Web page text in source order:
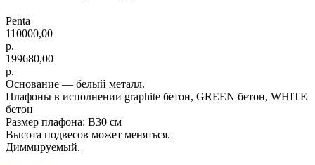
Penta
110000,00
р.
199680,00
р.
Основание — белый металл.
Плафоны в исполнении graphite бетон, GREEN бетон, WHITE
бетон
Размер плафона: В30 см
Высота подвесов может меняться.
Диммируемый.